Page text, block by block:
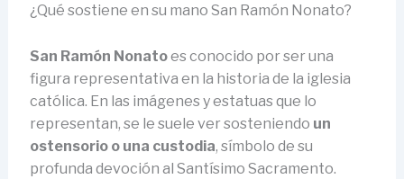
¿Qué sostiene en su mano San Ramón Nonato?
San Ramón Nonatoes conocido por ser una
figura representativa en la historia de la iglesia
católica. En las imágenes y estatuas que lo
representan, se le suele ver sosteniendo un
ostensorio o una custodia, símbolo de su
profunda devoción al Santísimo Sacramento.